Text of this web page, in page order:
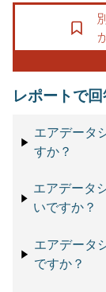
レポートで
エアデータ
すか？
エアデータ
いですか？
エアデータ
ですか？